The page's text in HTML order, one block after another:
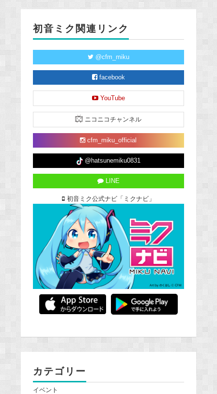
初音ミク関連リンク
@cfm_miku
facebook
YouTube
ニコニコチャンネル
cfm_miku_official
@hatsunemiku0831
LINE
初音ミク公式ナビ「ミクナビ」
カテゴリー
イベント